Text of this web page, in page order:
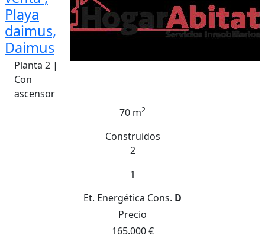
Playa
daimus,
Daimus
Planta 2 |
Con
ascensor
70 m2
Construidos
2
1
Et. Energética Cons. D
Precio
165.000 €